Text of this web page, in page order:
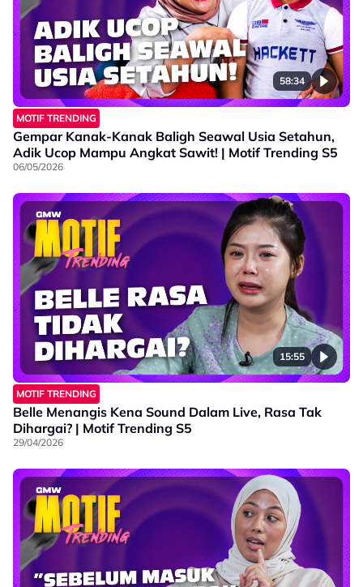
58:34
MOTIF TRENDING
Gempar Kanak-Kanak Baligh Seawal Usia Setahun,
Adik Ucop Mampu Angkat Sawit! | Motif Trending S5
06/05/2026
15:55
MOTIF TRENDING
Belle Menangis Kena Sound Dalam Live, Rasa Tak
Dihargai? | Motif Trending S5
29/04/2026